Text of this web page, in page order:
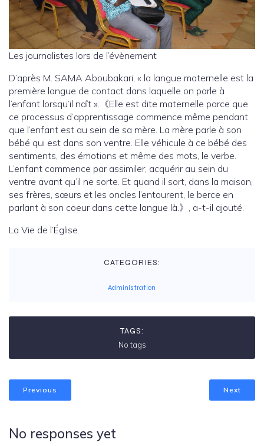
Les journalistes lors de l’évènement
D’après M. SAMA Aboubakari, « la langue maternelle est la
première langue de contact dans laquelle on parle à
l’enfant lorsqu’il naît ».《Elle est dite maternelle parce que
ce processus d’apprentissage commence même pendant
que l’enfant est au sein de sa mère. La mère parle à son
bébé qui est dans son ventre. Elle véhicule à ce bébé des
sentiments, des émotions et même des mots, le verbe.
L’enfant commence par assimiler, acquérir au sein du
ventre avant qu’il ne sorte. Et quand il sort, dans la maison,
ses frères, sœurs et les oncles l’entourent, le berce en
parlant à son coeur dans cette langue là.》, a-t-il ajouté.
La Vie de l’Église
CATEGORIES:
Administration
TAGS:
No tags
Previous Next
No responses yet